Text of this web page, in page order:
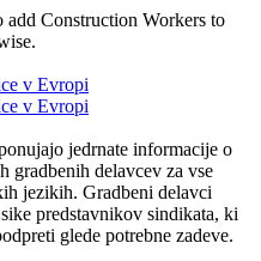
Construction Workers to
jedrnate informacije o
gradbenih delavcev za vse
jezikih. Gradbeni delavci
predstavnikov sindikata, ki
glede potrebne zadeve.